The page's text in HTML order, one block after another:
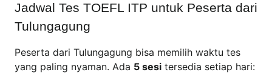
Jadwal Tes TOEFL ITP untuk Peserta dari
Tulungagung
Peserta dari Tulungagung bisa memilih waktu tes
yang paling nyaman. Ada 5 sesi tersedia setiap hari: